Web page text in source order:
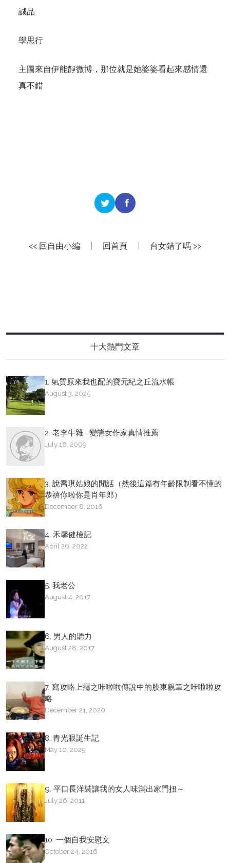
誠品
學思行
主圖來自伊能靜微博，那位就是她婆婆看起來感情還
真不錯
<< 回自由小編 回首頁 台女錯了嗎 >>
十大熱門文章
1. 氣質原來我也配的寶元紀之丘流水帳
August 3, 2025
2. 老李牛雜--變態女作家真情推薦
July 16, 2009
3. 說喬琪姑娘的閒話（然後這篇有年齡限制看不懂的
恭禧你啦你是肖年郎）
December 8, 2016
4. 禾馨健檢記
April 26, 2022
5. 我老公
August 4, 2017
6. 男人的聽力
August 28, 2017
7. 寫攻略上癮之咔啦啦傳說中的股東親筆之咔啦啦攻
略
December 21, 2020
8. 青光眼誕生記
May 10, 2025
9. 平口長洋裝讓我的女人味滿出家門扭～
July 26, 2011
10. 一個自我安慰文
October 24, 2016